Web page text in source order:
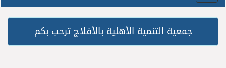
جمعية التنمية الأهلية بالأفلاج ترحب بكم